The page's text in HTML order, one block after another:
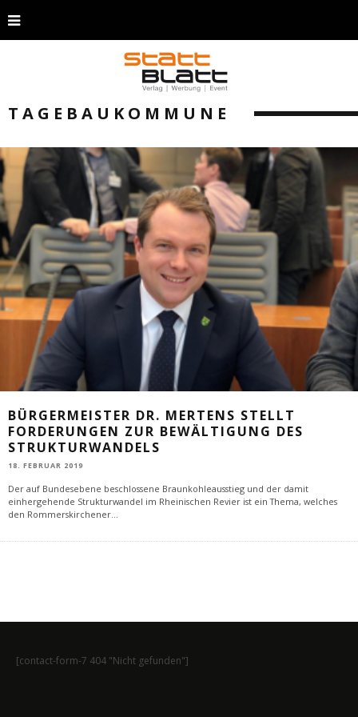
TAGEBAUKOMMUNE
BÜRGERMEISTER DR. MERTENS STELLT
FORDERUNGEN ZUR BEWÄLTIGUNG DES
STRUKTURWANDELS
18. FEBRUAR 2019
Der auf Bundesebene beschlossene Braunkohleausstieg und der damit
einhergehende Strukturwandel im Rheinischen Revier ist ein Thema, welches
den Rommerskirchener
[contact-form-7 404 "Nicht gefunden"]